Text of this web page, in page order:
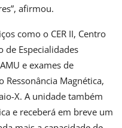
afirmou.
como o CER II, Centro
de Especialidades
e exames de
Magnética,
X. A unidade também
e receberá em breve um